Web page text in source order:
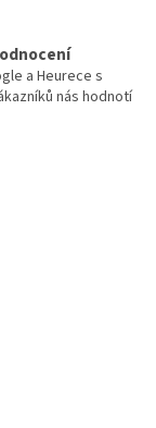
a Heurece s
nás hodnotí